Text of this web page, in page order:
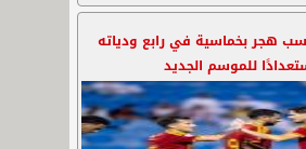
هجر بخماسية في رابع ودياته
للموسم الجديد